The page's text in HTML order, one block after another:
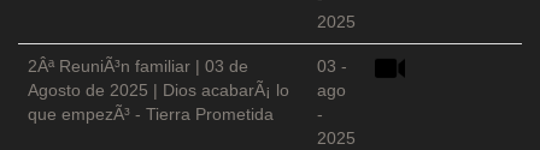
2025
2Âª ReuniÃ³n familiar | 03 de
Agosto de 2025 | Dios acabarÃ¡ lo
que empezÃ³ - Tierra Prometida
03 -
ago
-
2025